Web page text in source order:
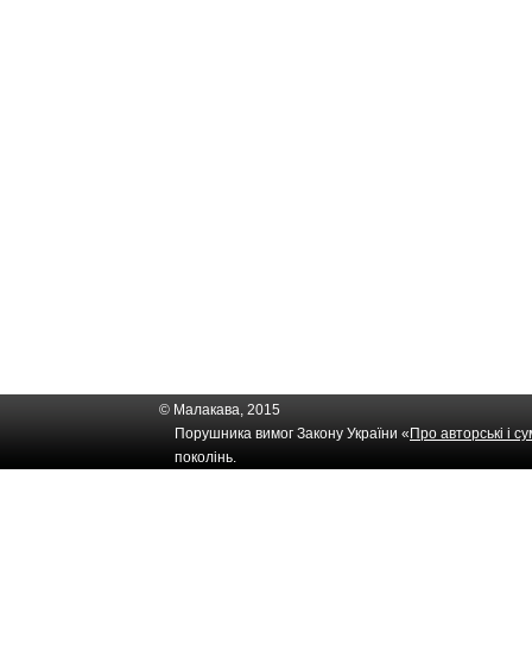
© Малакава, 2015
Порушника вимог Закону України «Про авторські і
поколінь.